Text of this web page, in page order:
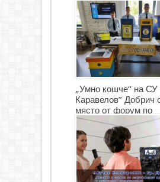
„Умно кошче“ на СУ
Каравелов” Добрич
място от форум по
роботика